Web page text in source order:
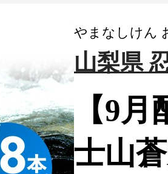
やまなしけん
山梨県
【9
士山